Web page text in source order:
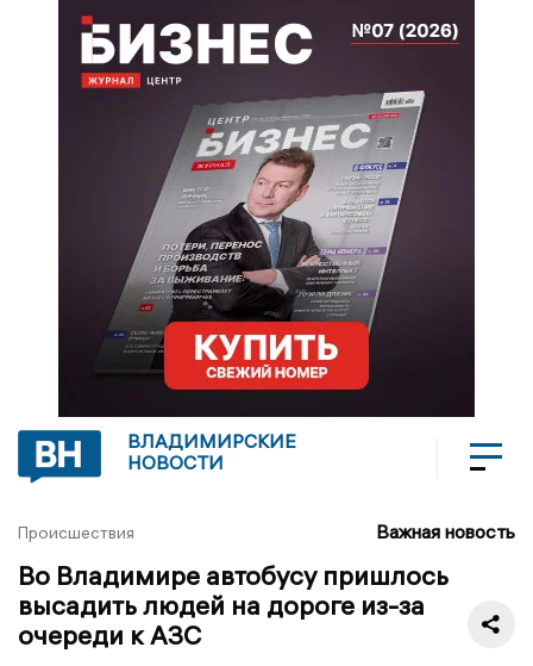
ВЛАДИМИРСКИЕ
НОВОСТИ
Происшествия Важная новость
Во Владимире автобусу пришлось
высадить людей на дороге из-за
очереди к АЗС